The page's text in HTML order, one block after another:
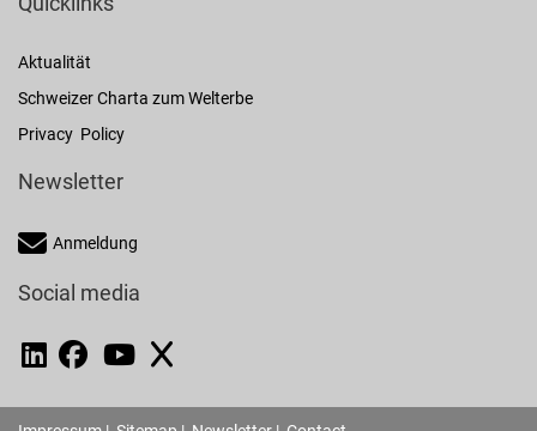
Aktualität
Schweizer Charta zum Welterbe
Privacy Policy
Newsletter
Anmeldung
Social media